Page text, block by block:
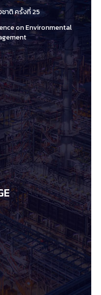
าติ ครั้งที่ 25
on Environmental